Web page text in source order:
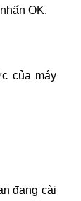
OK.
của máy
đang cài